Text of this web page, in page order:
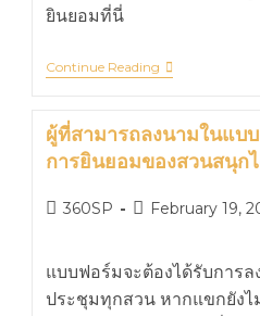
ยินยอมที่นี่
Continue Reading
ผู้ที่สามารถลงนามในแบ
การยินยอมของสวนสนุก
360SP February 19,
แบบฟอร์มจะต้องได้รับการล
ประชุมทุกสวน หากแขกยังไ